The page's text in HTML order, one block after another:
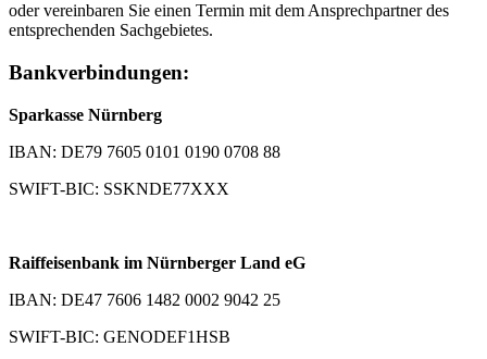
oder vereinbaren Sie einen Termin mit dem Ansprechpartner des
entsprechenden Sachgebietes.
Bankverbindungen:
Sparkasse Nürnberg
IBAN: DE79 7605 0101 0190 0708 88
SWIFT-BIC: SSKNDE77XXX
Raiffeisenbank im Nürnberger Land eG
IBAN: DE47 7606 1482 0002 9042 25
SWIFT-BIC: GENODEF1HSB